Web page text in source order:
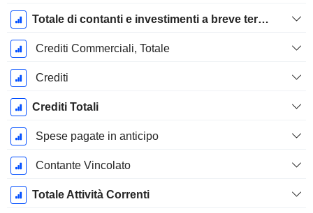
Totale di contanti e investimenti a breve termine
Crediti Commerciali, Totale
Crediti
Crediti Totali
Spese pagate in anticipo
Contante Vincolato
Totale Attività Correnti